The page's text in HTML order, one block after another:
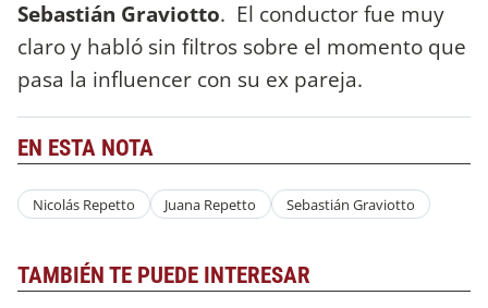
Sebastián Graviotto. El conductor fue muy
claro y habló sin filtros sobre el momento que
pasa la influencer con su ex pareja.
EN ESTA NOTA
Nicolás Repetto Juana Repetto Sebastián Graviotto
TAMBIÉN TE PUEDE INTERESAR